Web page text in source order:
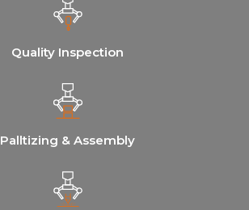
Quality Inspection
Palltizing & Assembly